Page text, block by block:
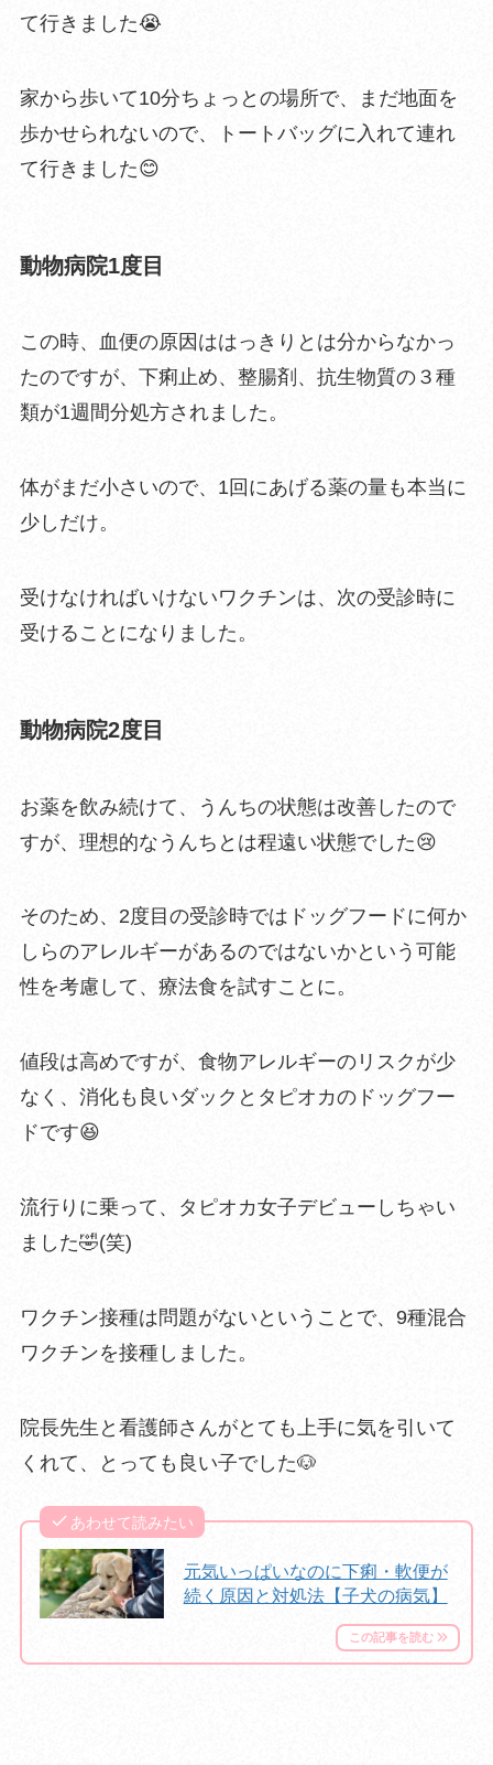
て行きました😭
家から歩いて10分ちょっとの場所で、まだ地面を
歩かせられないので、トートバッグに入れて連れ
て行きました😊
動物病院1度目
この時、血便の原因ははっきりとは分からなかっ
たのですが、下痢止め、整腸剤、抗生物質の３種
類が1週間分処方されました。
体がまだ小さいので、1回にあげる薬の量も本当に
少しだけ。
受けなければいけないワクチンは、次の受診時に
受けることになりました。
動物病院2度目
お薬を飲み続けて、うんちの状態は改善したので
すが、理想的なうんちとは程遠い状態でした😢
そのため、2度目の受診時ではドッグフードに何か
しらのアレルギーがあるのではないかという可能
性を考慮して、療法食を試すことに。
値段は高めですが、食物アレルギーのリスクが少
なく、消化も良いダックとタピオカのドッグフー
ドです😆
流行りに乗って、タピオカ女子デビューしちゃい
ました🤣(笑)
ワクチン接種は問題がないということで、9種混合
ワクチンを接種しました。
院長先生と看護師さんがとても上手に気を引いて
くれて、とっても良い子でした🐶
あわせて読みたい
元気いっぱいなのに下痢・軟便が
続く原因と対処法【子犬の病気】